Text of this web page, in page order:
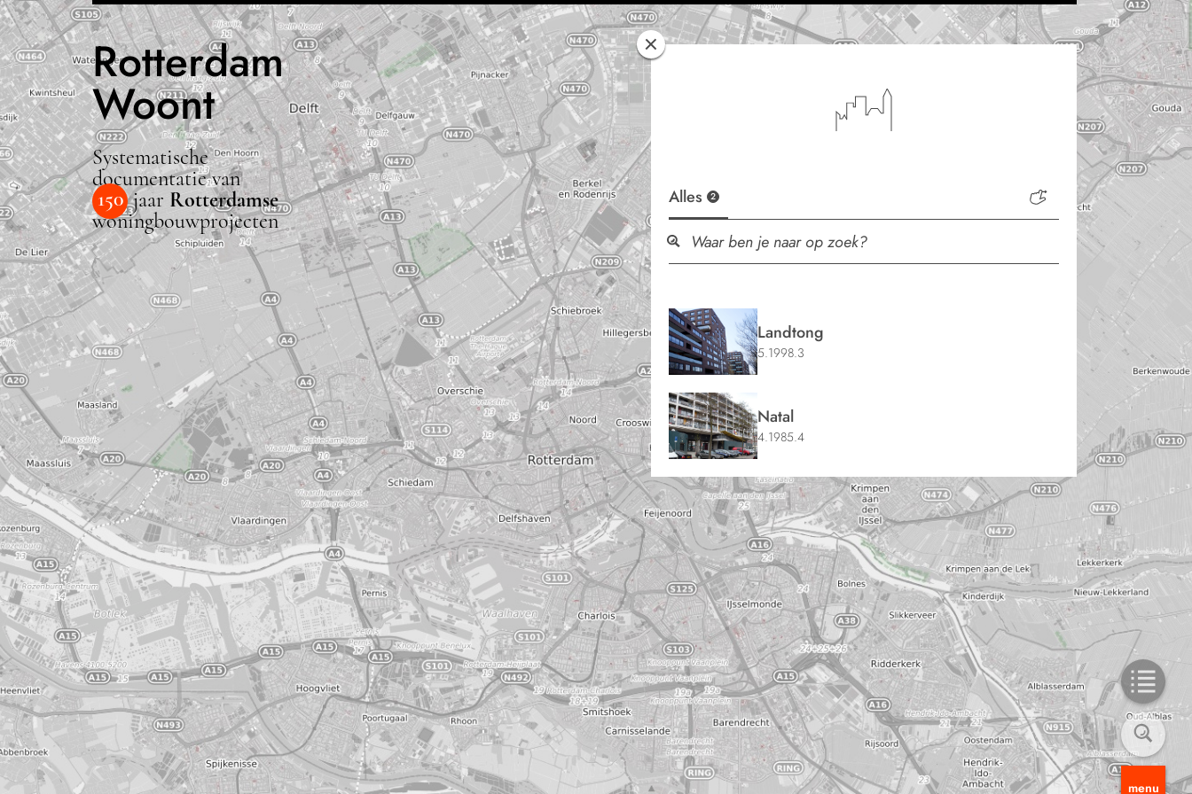
Rotterdam
Woont
Systematische
documentatie van
150jaar Rotterdamse
woningbouwprojecten
menu
Alles 2
Landtong
5.1998.3
Natal
4.1985.4